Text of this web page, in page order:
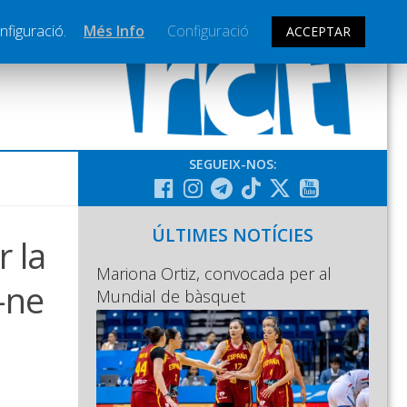
la
SEGUEIX-NOS:
ÚLTIMES NOTÍCIES
Mariona Ortiz, convocada per al
Mundial de bàsquet
Més Info Configuració ACCEPTAR